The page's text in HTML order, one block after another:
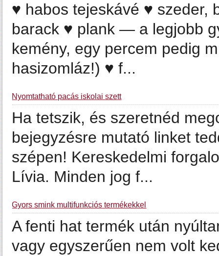
♥ habos tejeskávé ♥ szeder,
barack ♥ plank — a legjobb
kemény, egy percem pedig
hasizomláz!) ♥ f...
Nyomtatható pacás iskolai szett
Ha tetszik, és szeretnéd
bejegyzésre mutató linket
szépen! Kereskedelmi
Lívia. Minden jog f...
Gyors smink multifunkciós termékekkel
A fenti hat termék után
vagy egyszerűen nem volt